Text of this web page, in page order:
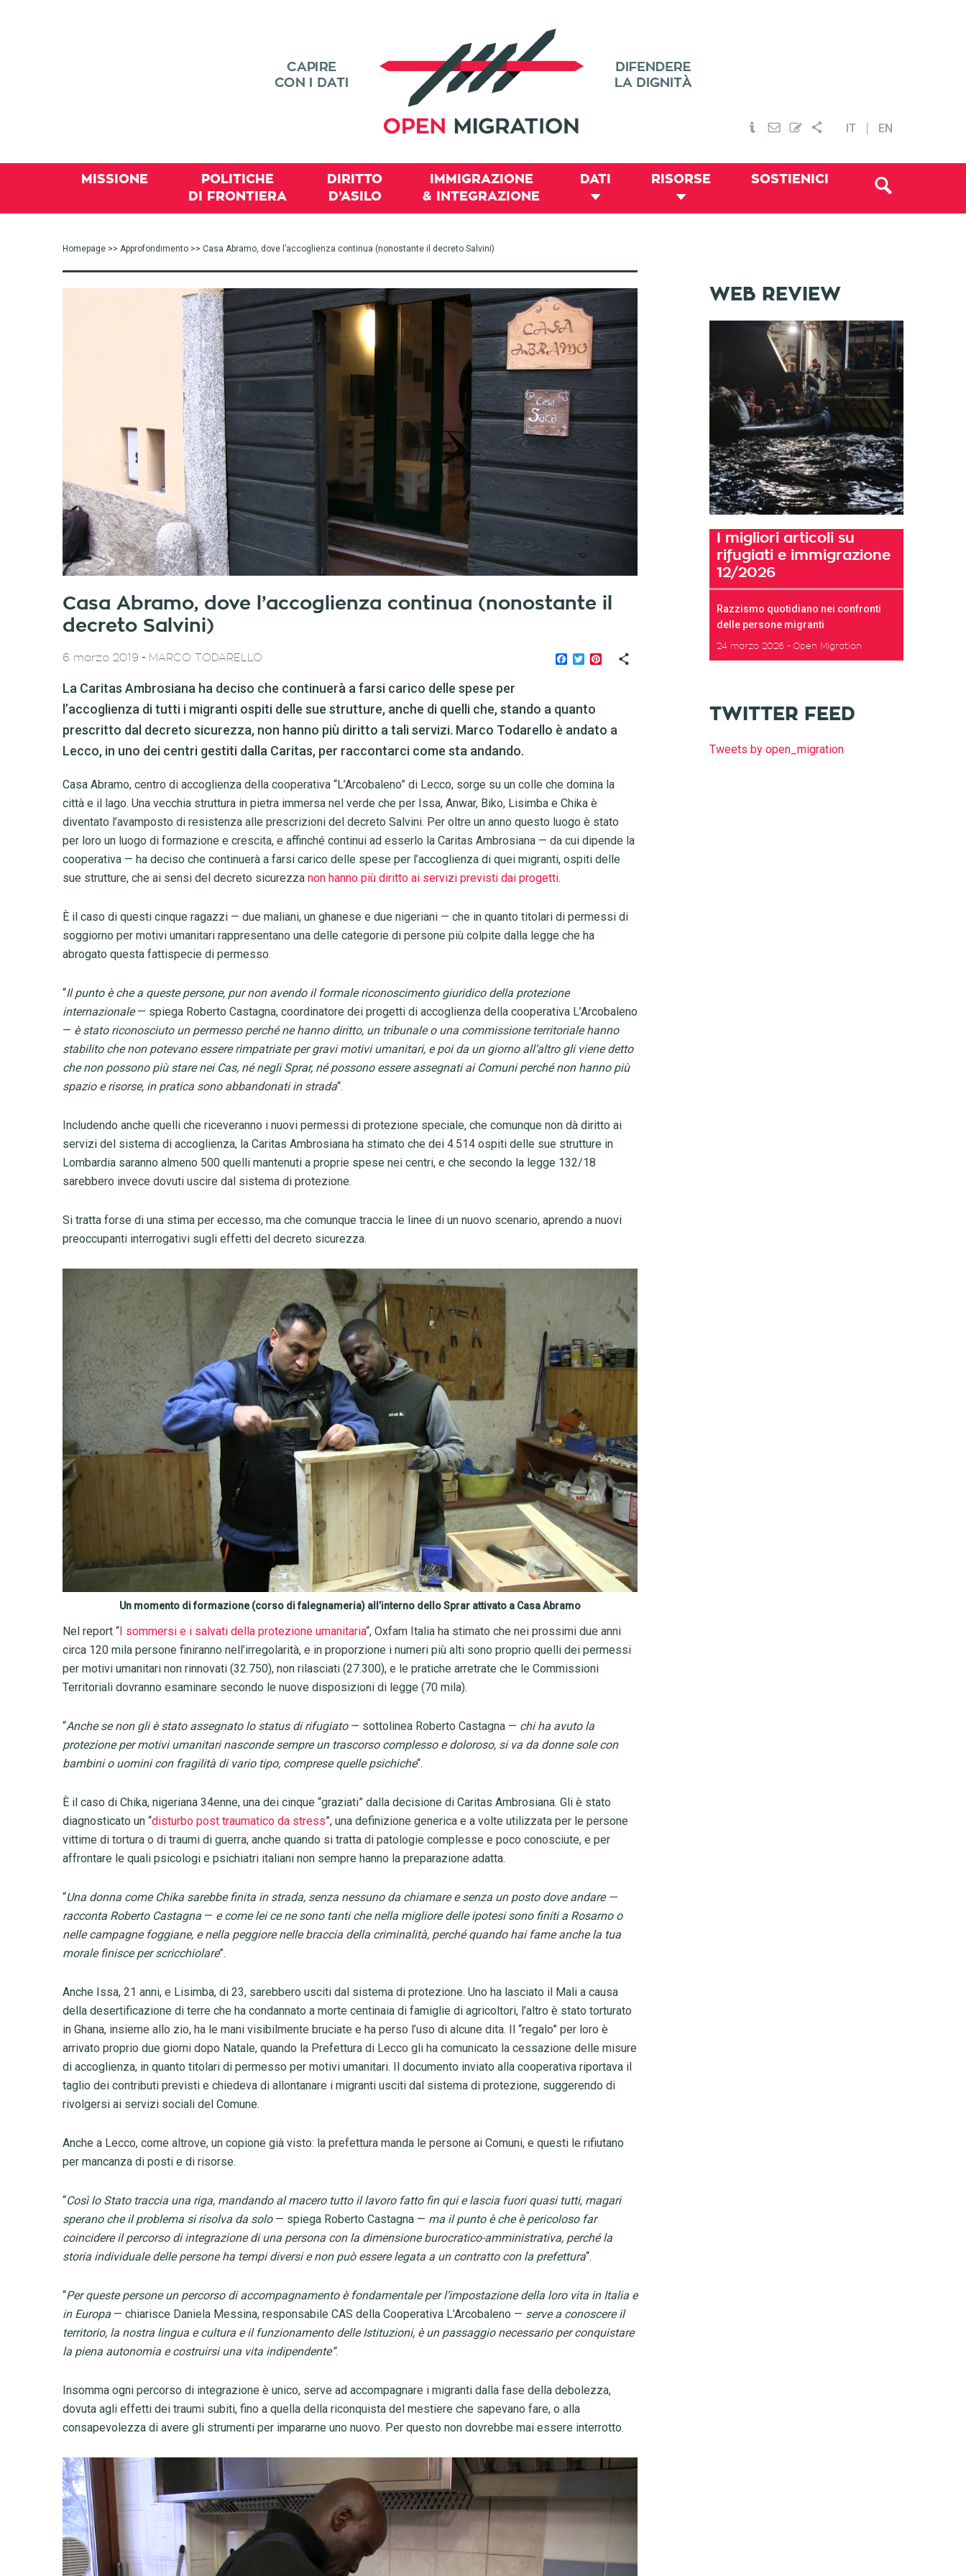
IT EN
MISSIONE
POLITICHE
DI FRONTIERA
DIRITTO
D’ASILO
IMMIGRAZIONE
& INTEGRAZIONE
DATI RISORSE SOSTIENICI
Homepage >> Approfondimento >> Casa Abramo, dove l’accoglienza continua (nonostante il decreto Salvini)
Casa Abramo, dove l’accoglienza continua (nonostante il
decreto Salvini)
Facebook
TwitterPinterest
6 marzo 2019 - MARCO TODARELLO
La Caritas Ambrosiana ha deciso che continuerà a farsi carico delle spese per
l’accoglienza di tutti i migranti ospiti delle sue strutture, anche di quelli che, stando a quanto
prescritto dal decreto sicurezza, non hanno più diritto a tali servizi. Marco Todarello è andato a
Lecco, in uno dei centri gestiti dalla Caritas, per raccontarci come sta andando.
Casa Abramo, centro di accoglienza della cooperativa “L’Arcobaleno” di Lecco, sorge su un colle che domina la
città e il lago. Una vecchia struttura in pietra immersa nel verde che per Issa, Anwar, Biko, Lisimba e Chika è
diventato l’avamposto di resistenza alle prescrizioni del decreto Salvini. Per oltre un anno questo luogo è stato
per loro un luogo di formazione e crescita, e affinché continui ad esserlo la Caritas Ambrosiana — da cui dipende la
cooperativa — ha deciso che continuerà a farsi carico delle spese per l’accoglienza di quei migranti, ospiti delle
sue strutture, che ai sensi del decreto sicurezza non hanno più diritto ai servizi previsti dai progetti.
È il caso di questi cinque ragazzi — due maliani, un ghanese e due nigeriani — che in quanto titolari di permessi di
soggiorno per motivi umanitari rappresentano una delle categorie di persone più colpite dalla legge che ha
abrogato questa fattispecie di permesso.
“Il punto è che a queste persone, pur non avendo il formale riconoscimento giuridico della protezione
internazionale— spiega Roberto Castagna, coordinatore dei progetti di accoglienza della cooperativa L’Arcobaleno
— è stato riconosciuto un permesso perché ne hanno diritto, un tribunale o una commissione territoriale hanno
stabilito che non potevano essere rimpatriate per gravi motivi umanitari, e poi da un giorno all’altro gli viene detto
che non possono più stare nei Cas, né negli Sprar, né possono essere assegnati ai Comuni perché non hanno più
spazio e risorse, in pratica sono abbandonati in strada“.
Includendo anche quelli che riceveranno i nuovi permessi di protezione speciale, che comunque non dà diritto ai
servizi del sistema di accoglienza, la Caritas Ambrosiana ha stimato che dei 4.514 ospiti delle sue strutture in
Lombardia saranno almeno 500 quelli mantenuti a proprie spese nei centri, e che secondo la legge 132/18
sarebbero invece dovuti uscire dal sistema di protezione.
Si tratta forse di una stima per eccesso, ma che comunque traccia le linee di un nuovo scenario, aprendo a nuovi
preoccupanti interrogativi sugli effetti del decreto sicurezza.
Un momento di formazione (corso di falegnameria) all’interno dello Sprar attivato a Casa Abramo
Nel report “I sommersi e i salvati della protezione umanitaria“, Oxfam Italia ha stimato che nei prossimi due anni
circa 120 mila persone finiranno nell’irregolarità, e in proporzione i numeri più alti sono proprio quelli dei permessi
per motivi umanitari non rinnovati (32.750), non rilasciati (27.300), e le pratiche arretrate che le Commissioni
Territoriali dovranno esaminare secondo le nuove disposizioni di legge (70 mila).
“Anche se non gli è stato assegnato lo status di rifugiato— sottolinea Roberto Castagna — chi ha avuto la
protezione per motivi umanitari nasconde sempre un trascorso complesso e doloroso, si va da donne sole con
bambini o uomini con fragilità di vario tipo, comprese quelle psichiche“.
È il caso di Chika, nigeriana 34enne, una dei cinque “graziati” dalla decisione di Caritas Ambrosiana. Gli è stato
diagnosticato un “disturbo post traumatico da stress”, una definizione generica e a volte utilizzata per le persone
vittime di tortura o di traumi di guerra, anche quando si tratta di patologie complesse e poco conosciute, e per
affrontare le quali psicologi e psichiatri italiani non sempre hanno la preparazione adatta.
“Una donna come Chika sarebbe finita in strada, senza nessuno da chiamare e senza un posto dove andare —
racconta Roberto Castagna — e come lei ce ne sono tanti che nella migliore delle ipotesi sono finiti a Rosarno o
nelle campagne foggiane, e nella peggiore nelle braccia della criminalità, perché quando hai fame anche la tua
morale finisce per scricchiolare”.
Anche Issa, 21 anni, e Lisimba, di 23, sarebbero usciti dal sistema di protezione. Uno ha lasciato il Mali a causa
della desertificazione di terre che ha condannato a morte centinaia di famiglie di agricoltori, l’altro è stato torturato
in Ghana, insieme allo zio, ha le mani visibilmente bruciate e ha perso l’uso di alcune dita. Il “regalo” per loro è
arrivato proprio due giorni dopo Natale, quando la Prefettura di Lecco gli ha comunicato la cessazione delle misure
di accoglienza, in quanto titolari di permesso per motivi umanitari. Il documento inviato alla cooperativa riportava il
taglio dei contributi previsti e chiedeva di allontanare i migranti usciti dal sistema di protezione, suggerendo di
rivolgersi ai servizi sociali del Comune.
Anche a Lecco, come altrove, un copione già visto: la prefettura manda le persone ai Comuni, e questi le rifiutano
per mancanza di posti e di risorse.
“Così lo Stato traccia una riga, mandando al macero tutto il lavoro fatto fin qui e lascia fuori quasi tutti, magari
sperano che il problema si risolva da solo— spiega Roberto Castagna — ma il punto è che è pericoloso far
coincidere il percorso di integrazione di una persona con la dimensione burocratico-amministrativa, perché la
storia individuale delle persone ha tempi diversi e non può essere legata a un contratto con la prefettura“.
“Per queste persone un percorso di accompagnamento è fondamentale per l’impostazione della loro vita in Italia e
in Europa — chiarisce Daniela Messina, responsabile CAS della Cooperativa L’Arcobaleno — serve a conoscere il
territorio, la nostra lingua e cultura e il funzionamento delle Istituzioni, è un passaggio necessario per conquistare
la piena autonomia e costruirsi una vita indipendente”.
Insomma ogni percorso di integrazione è unico, serve ad accompagnare i migranti dalla fase della debolezza,
dovuta agli effetti dei traumi subiti, fino a quella della riconquista del mestiere che sapevano fare, o alla
consapevolezza di avere gli strumenti per impararne uno nuovo. Per questo non dovrebbe mai essere interrotto.
WEB REVIEW
I migliori articoli su
rifugiati e immigrazione
12/2026
Razzismo quotidiano nei confronti
delle persone migranti
24 marzo 2026 Open Migration
TWITTER FEED
Tweets by open_migration